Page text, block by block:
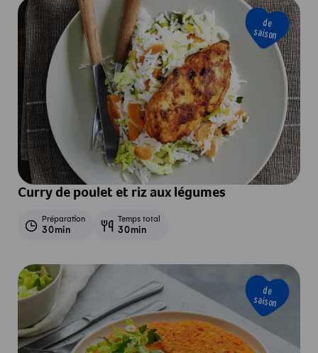
de
saison
Curry de poulet et riz aux légumes
Préparation
30min
Temps total
30min
de
saison